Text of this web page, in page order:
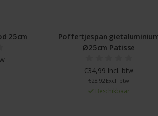
25cm
Poffertjespan
Ø25cm Patisse
€34,99 Incl. btw
€28,92 Excl. btw
Beschikbaar